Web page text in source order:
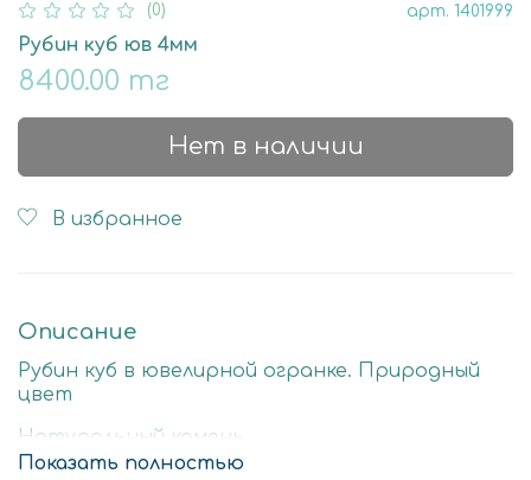
(0) арт. 1401999
Рубин куб юв 4мм
8400.00 тг
Нет в наличии
В избранное
Описание
Рубин куб в ювелирной огранке. Природный
цвет
Натуральный камень
Показать полностью